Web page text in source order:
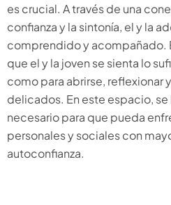
es crucial. A través de una
confianza y la sintonía, el y la
comprendido y acompañado.
que el y la joven se sienta lo
como para abrirse, reflexionar
delicados. En este espacio,
necesario para que pueda
personales y sociales con
autoconfianza.